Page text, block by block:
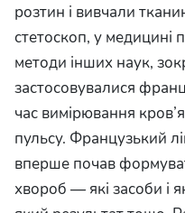
розтин і вивчали
стетоскоп, у медицині
методи інших наук,
застосовувалися
час вимірювання
пульсу. Французький
вперше почав
хвороб — які засоби і